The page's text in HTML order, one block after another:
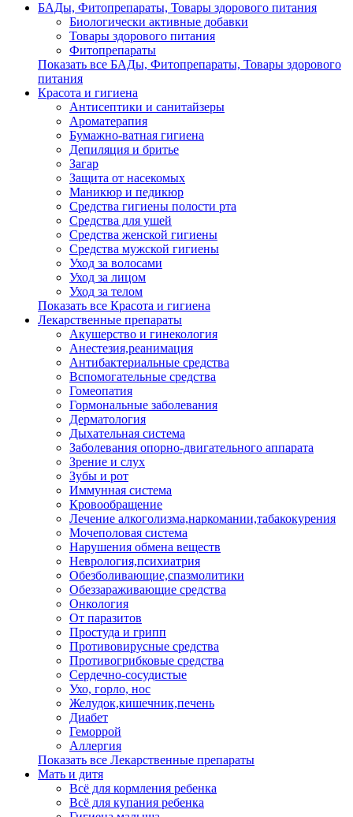
БАДы, Фитопрепараты, Товары здорового питания
Биологически активные добавки
Товары здорового питания
Фитопрепараты
Показать все БАДы, Фитопрепараты, Товары здорового
питания
Красота и гигиена
Антисептики и санитайзеры
Ароматерапия
Бумажно-ватная гигиена
Депиляция и бритье
Загар
Защита от насекомых
Маникюр и педикюр
Средства гигиены полости рта
Средства для ушей
Средства женской гигиены
Средства мужской гигиены
Уход за волосами
Уход за лицом
Уход за телом
Показать все Красота и гигиена
Лекарственные препараты
Акушерство и гинекология
Анестезия,реанимация
Антибактериальные средства
Вспомогательные средства
Гомеопатия
Гормональные заболевания
Дерматология
Дыхательная система
Заболевания опорно-двигательного аппарата
Зрение и слух
Зубы и рот
Иммунная система
Кровообращение
Лечение алкоголизма,наркомании,табакокурения
Мочеполовая система
Нарушения обмена веществ
Неврология,психиатрия
Обезболивающие,спазмолитики
Обеззараживающие средства
Онкология
От паразитов
Простуда и грипп
Противовирусные средства
Противогрибковые средства
Сердечно-сосудистые
Ухо, горло, нос
Желудок,кишечник,печень
Диабет
Геморрой
Аллергия
Показать все Лекарственные препараты
Мать и дитя
Всё для кормления ребенка
Всё для купания ребенка